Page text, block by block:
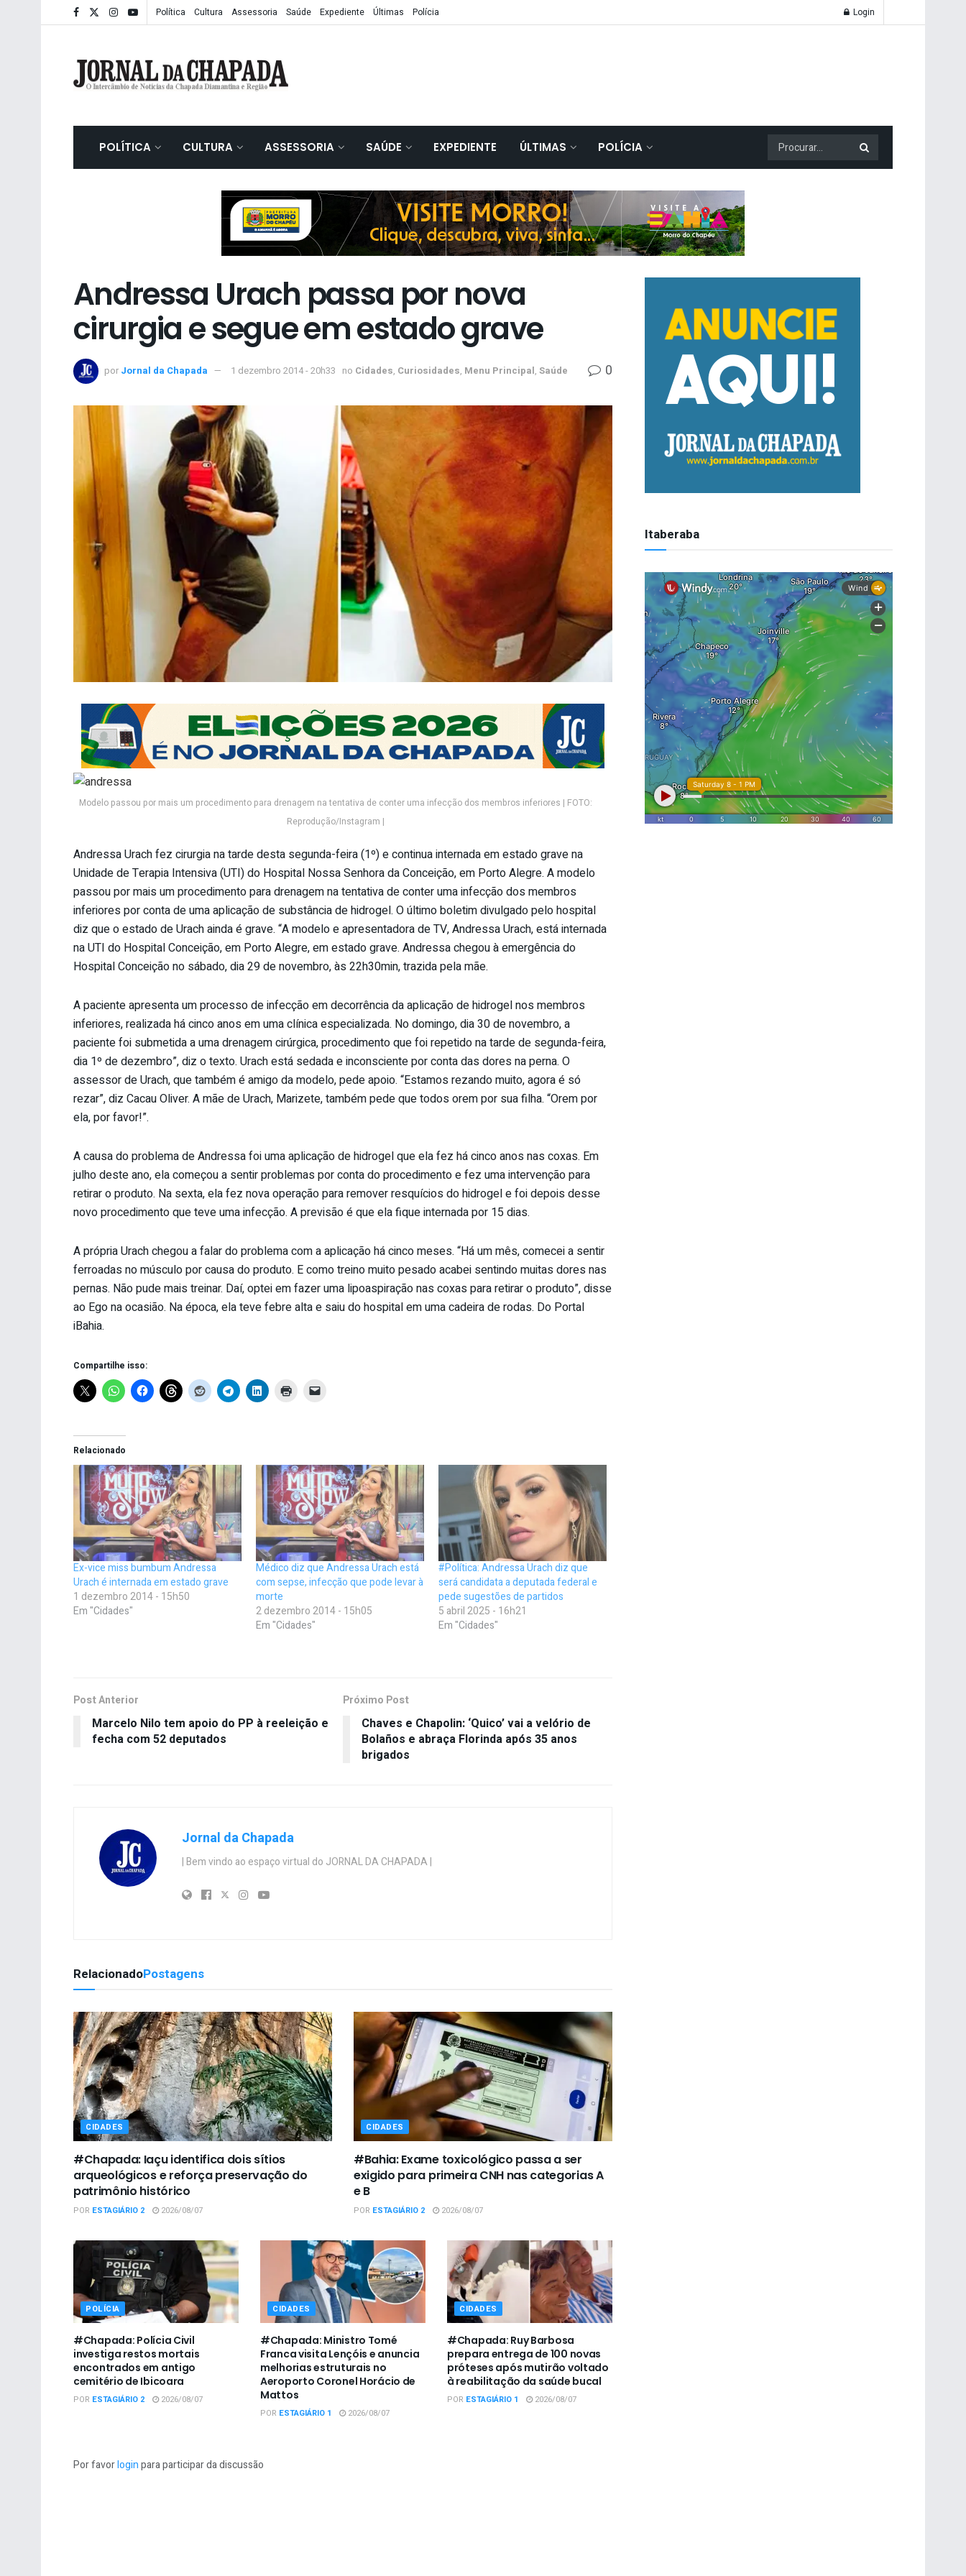
Política Cultura Assessoria Saúde Expediente Últimas Polícia Login
POLÍTICA CULTURA ASSESSORIA SAÚDE EXPEDIENTE ÚLTIMAS POLÍCIA
Andressa Urach passa por nova
cirurgia e segue em estado grave
por Jornal da Chapada 1 dezembro 2014 - 20h33 no Cidades, Curiosidades, Menu Principal, Saúde 0
Modelo passou por mais um procedimento para drenagem na tentativa de conter uma infecção dos membros inferiores | FOTO:
Reprodução/Instagram |
Andressa Urach fez cirurgia na tarde desta segunda-feira (1º) e continua internada em estado grave na
Unidade de Terapia Intensiva (UTI) do Hospital Nossa Senhora da Conceição, em Porto Alegre. A modelo
passou por mais um procedimento para drenagem na tentativa de conter uma infecção dos membros
inferiores por conta de uma aplicação de substância de hidrogel. O último boletim divulgado pelo hospital
diz que o estado de Urach ainda é grave. “A modelo e apresentadora de TV, Andressa Urach, está internada
na UTI do Hospital Conceição, em Porto Alegre, em estado grave. Andressa chegou à emergência do
Hospital Conceição no sábado, dia 29 de novembro, às 22h30min, trazida pela mãe.
A paciente apresenta um processo de infecção em decorrência da aplicação de hidrogel nos membros
inferiores, realizada há cinco anos em uma clínica especializada. No domingo, dia 30 de novembro, a
paciente foi submetida a uma drenagem cirúrgica, procedimento que foi repetido na tarde de segunda-feira,
dia 1º de dezembro”, diz o texto. Urach está sedada e inconsciente por conta das dores na perna. O
assessor de Urach, que também é amigo da modelo, pede apoio. “Estamos rezando muito, agora é só
rezar”, diz Cacau Oliver. A mãe de Urach, Marizete, também pede que todos orem por sua filha. “Orem por
ela, por favor!”.
A causa do problema de Andressa foi uma aplicação de hidrogel que ela fez há cinco anos nas coxas. Em
julho deste ano, ela começou a sentir problemas por conta do procedimento e fez uma intervenção para
retirar o produto. Na sexta, ela fez nova operação para remover resquícios do hidrogel e foi depois desse
novo procedimento que teve uma infecção. A previsão é que ela fique internada por 15 dias.
A própria Urach chegou a falar do problema com a aplicação há cinco meses. “Há um mês, comecei a sentir
ferroadas no músculo por causa do produto. E como treino muito pesado acabei sentindo muitas dores nas
pernas. Não pude mais treinar. Daí, optei em fazer uma lipoaspiração nas coxas para retirar o produto”, disse
ao Ego na ocasião. Na época, ela teve febre alta e saiu do hospital em uma cadeira de rodas. Do Portal
iBahia.
Compartilhe isso:
Relacionado
Ex-vice miss bumbum Andressa
Urach é internada em estado grave
1 dezembro 2014 - 15h50
Em "Cidades"
Médico diz que Andressa Urach está
com sepse, infecção que pode levar à
morte
2 dezembro 2014 - 15h05
Em "Cidades"
#Política: Andressa Urach diz que
será candidata a deputada federal e
pede sugestões de partidos
5 abril 2025 - 16h21
Em "Cidades"
Post Anterior
Marcelo Nilo tem apoio do PP à reeleição e
fecha com 52 deputados
Próximo Post
Chaves e Chapolin: ‘Quico’ vai a velório de
Bolaños e abraça Florinda após 35 anos
brigados
Jornal da Chapada
| Bem vindo ao espaço virtual do JORNAL DA CHAPADA |
RelacionadoPostagens
CIDADES
#Chapada: Iaçu identifica dois sítios
arqueológicos e reforça preservação do
patrimônio histórico
POR ESTAGIÁRIO 2 2026/08/07
CIDADES
#Bahia: Exame toxicológico passa a ser
exigido para primeira CNH nas categorias A
e B
POR ESTAGIÁRIO 2 2026/08/07
POLÍCIA
#Chapada: Polícia Civil
investiga restos mortais
encontrados em antigo
cemitério de Ibicoara
POR ESTAGIÁRIO 2 2026/08/07
CIDADES
#Chapada: Ministro Tomé
Franca visita Lençóis e anuncia
melhorias estruturais no
Aeroporto Coronel Horácio de
Mattos
POR ESTAGIÁRIO 1 2026/08/07
CIDADES
#Chapada: Ruy Barbosa
prepara entrega de 100 novas
próteses após mutirão voltado
à reabilitação da saúde bucal
POR ESTAGIÁRIO 1 2026/08/07
Por favorloginpara participar da discussão
Itaberaba